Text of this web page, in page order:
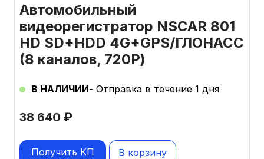
Автомобильный
видеорегистратор NSCAR 801
HD SD+HDD 4G+GPS/ГЛОНАСС
(8 каналов, 720P)
38 640 ₽
В НАЛИЧИИ- Отправка в течение 1 дня
В корзину
Получить КП